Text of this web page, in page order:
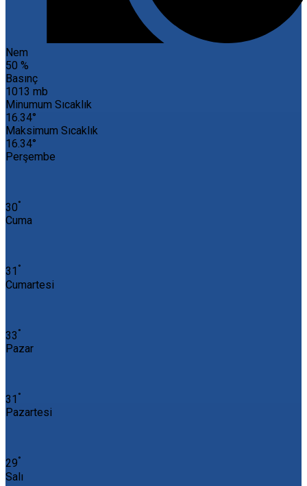
Nem
50 %
Basınç
1013 mb
Minumum Sıcaklık
16.34°
Maksimum Sıcaklık
16.34°
Perşembe
30°
Cuma
31 °
Cumartesi
33 °
Pazar
31 °
Pazartesi
29°
Salı